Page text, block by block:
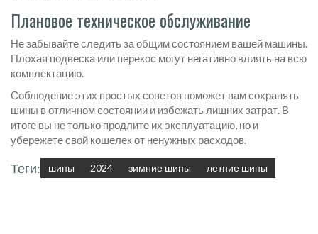
Плановое техническое обслуживание
Не забывайте следить за общим состоянием вашей машины.
Плохая подвеска или перекос могут негативно влиять на всю
комплектацию.
Соблюдение этих простых советов поможет вам сохранять
шины в отличном состоянии и избежать лишних затрат. В
итоге вы не только продлите их эксплуатацию, но и
убережете свой кошелек от ненужных расходов.
Теги: шины 2024 зимние шины летние шины